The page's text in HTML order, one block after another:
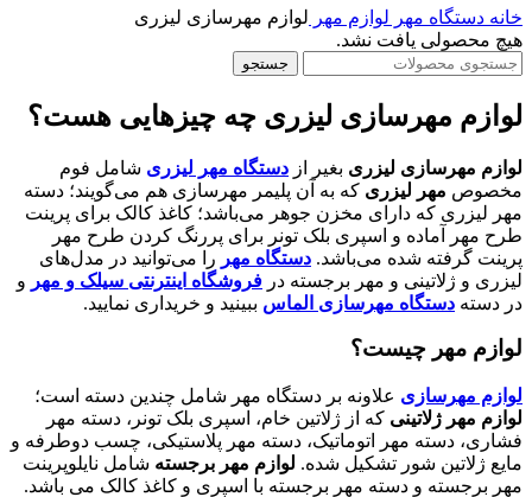
خانه دستگاه مهر لوازم مهر لوازم مهرسازی لیزری
هیچ محصولی یافت نشد.
جستجو
لوازم مهرسازی لیزری چه چیزهایی هست؟
لوازم مهرسازی لیزری بغیر از دستگاه مهر لیزری شامل فوم
مخصوص مهر لیزری که به آن پلیمر مهرسازی هم می‌گویند؛ دسته
مهر لیزری که دارای مخزن جوهر می‌باشد؛ کاغذ کالک برای پرینت
طرح مهر آماده و اسپری بلک تونر برای پررنگ کردن طرح مهر
پرینت گرفته شده می‌باشد. دستگاه مهر را می‌توانید در مدل‌های
لیزری و ژلاتینی و مهر برجسته در فروشگاه اینترنتی سیلک و مهر و
در دسته دستگاه مهرسازی الماس ببینید و خریداری نمایید.
لوازم مهر چیست؟
لوازم مهرسازی علاونه بر دستگاه مهر شامل چندین دسته است؛
لوازم مهر ژلاتینی که از ژلاتین خام، اسپری بلک تونر، دسته مهر
فشاری، دسته مهر اتوماتیک، دسته مهر پلاستیکی، چسب دوطرفه و
مایع ژلاتین شور تشکیل شده. لوازم مهر برجسته شامل نایلوپرینت
مهر برجسته و دسته مهر برجسته با اسپری و کاغذ کالک می باشد.